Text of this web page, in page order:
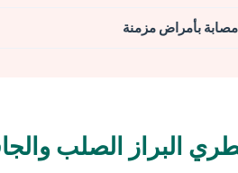
البراز الصلب